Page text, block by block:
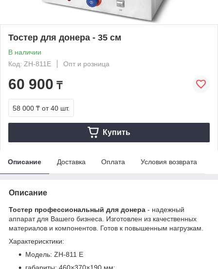
Тостер для донера - 35 см
В наличии
Код: ZH-811E
Опт и розница
60 900 ₸
58 000 ₸ от 40 шт.
Купить
Описание Доставка Оплата Условия возврата
Описание
Тостер профессиональный для донера - надежный
аппарат для Вашего бизнеса. Изготовлен из качественных
материалов и компонентов. Готов к повышенным нагрузкам.
Характерисктики:
Модель: ZH-811 Е
габариты: 460×370×190 мм;